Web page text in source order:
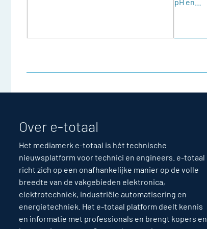
Over e-totaal
Het mediamerk e-totaal is hét technische
nieuwsplatform voor technici en engineers. e-totaal
richt zich op een onafhankelijke manier op de volle
breedte van de vakgebieden elektronica,
elektrotechniek, industriële automatisering en
energietechniek. Het e-totaal platform deelt kennis
en informatie met professionals en brengt kopers en